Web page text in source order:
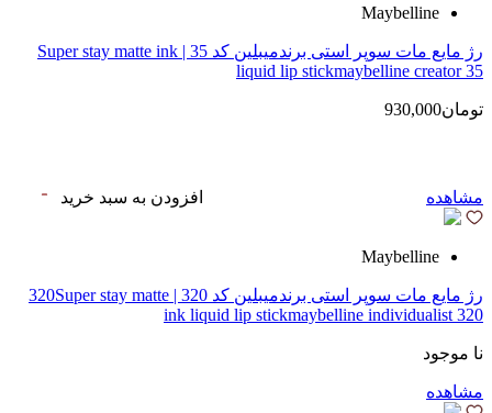
Maybelline
رژ مایع مات سوپر استی‌ برندمیبلین کد 35 | Super stay matte ink
liquid lip stickmaybelline creator 35
تومان930,000
مشاهده افزودن به سبد خرید
Maybelline
رژ مایع مات سوپر استی‌ برندمیبلین کد 320 | 320Super stay matte
ink liquid lip stickmaybelline individualist 320
نا موجود
مشاهده